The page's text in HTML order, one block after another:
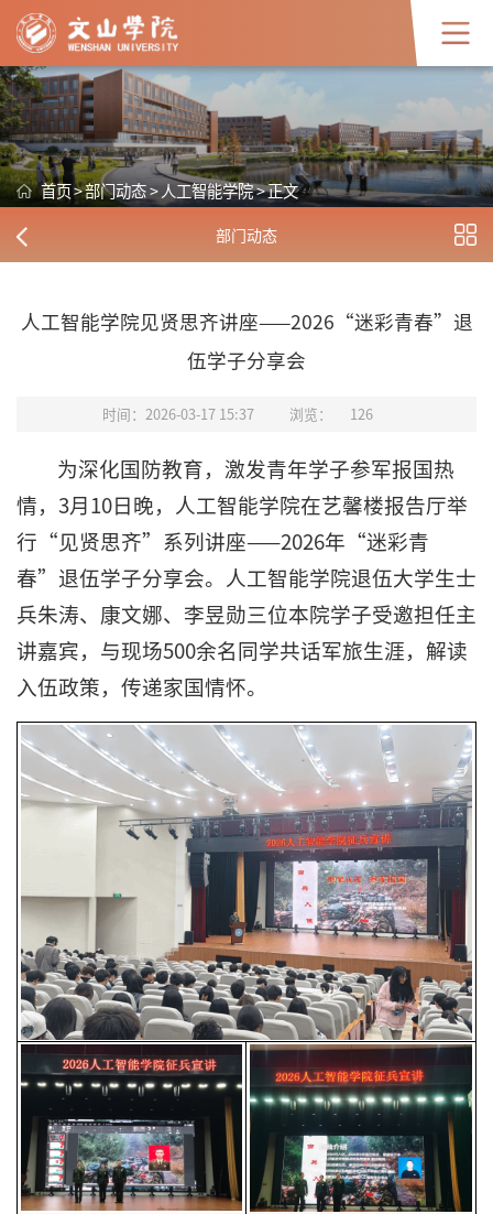
首页>部门动态>人工智能学院>正文
部门动态
人工智能学院见贤思齐讲座——2026“迷彩青春”退
伍学子分享会
时间：2026-03-17 15:37 浏览： 126
为深化国防教育，激发青年学子参军报国热
情，3月10日晚，人工智能学院在艺馨楼报告厅举
行“见贤思齐”系列讲座——2026年“迷彩青
春”退伍学子分享会。人工智能学院退伍大学生士
兵朱涛、康文娜、李昱勋三位本院学子受邀担任主
讲嘉宾，与现场500余名同学共话军旅生涯，解读
入伍政策，传递家国情怀。